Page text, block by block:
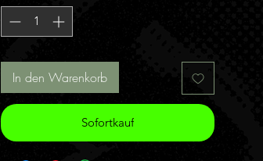
In den Warenkorb
Sofortkauf